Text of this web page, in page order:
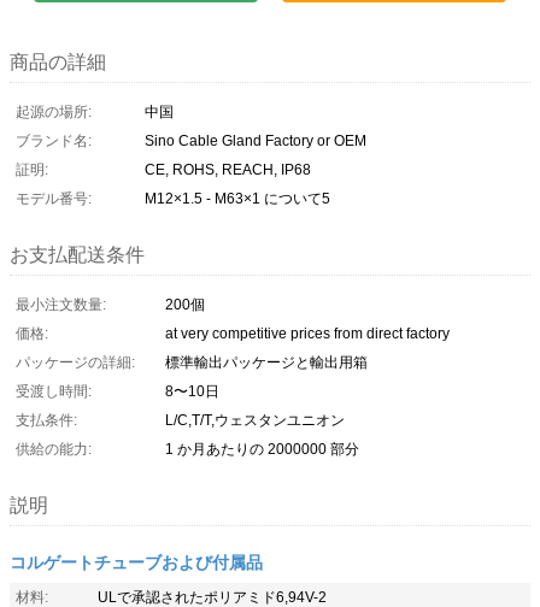
商品の詳細
起源の場所:
中国
ブランド名:
Sino Cable Gland Factory or OEM
証明:
CE, ROHS, REACH, IP68
モデル番号:
M12×1.5 - M63×1 について5
お支払配送条件
最小注文数量:
200個
価格:
at very competitive prices from direct factory
パッケージの詳細:
標準輸出パッケージと輸出用箱
受渡し時間:
8〜10日
支払条件:
L/C,T/T,ウェスタンユニオン
供給の能力:
1 か月あたりの 2000000 部分
説明
コルゲートチューブおよび付属品
材料:
ULで承認されたポリアミド6,94V-2